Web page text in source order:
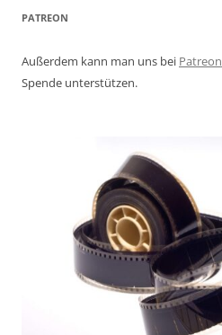
PATREON
Außerdem kann man uns bei Patreon
Spende unterstützen.